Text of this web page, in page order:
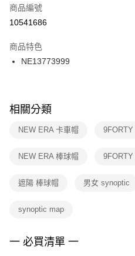
【「AFTEE先享後付」結帳流程】
１．於結帳方式選擇「AFTEE先享後
２．訂單成立數日內，您將收到繳費通
３．收到繳費通知簡訊後14天內，點
ATM／網路銀行／等多元方式進行付款
※ 交易是否成功請以「AFTEE先享後
是否繳費成功／繳費後需取消欲退款
客戶支援中心」 https://
１．透過由恩沛科技股份有限公司提
權轉讓予恩沛科技股份有限公司。
３．未成年的使用者請事先徵得法定
４．使用「AFTEE先享後付」時，將
宅配
每筆NT$100，滿NT$1,500(含以上
付款後門市自取
每筆NT$100，滿NT$1,500(含以
商品編號
10541686
商品特色
NE13773999
相關分類
NEW ERA 卡車帽 9FORTY
NEW ERA 棒球帽 9FORTY
遮陽 棒球帽 男女 synoptic
synoptic map
一 必買清單 一